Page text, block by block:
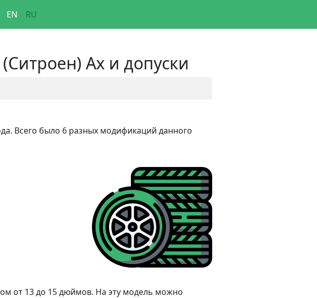
EN RU
Ax и допуски
Всего было 6 разных модификаций данного
от 13 до 15 дюймов. На эту модель можно